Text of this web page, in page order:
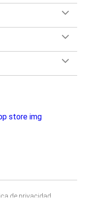
de privacidad